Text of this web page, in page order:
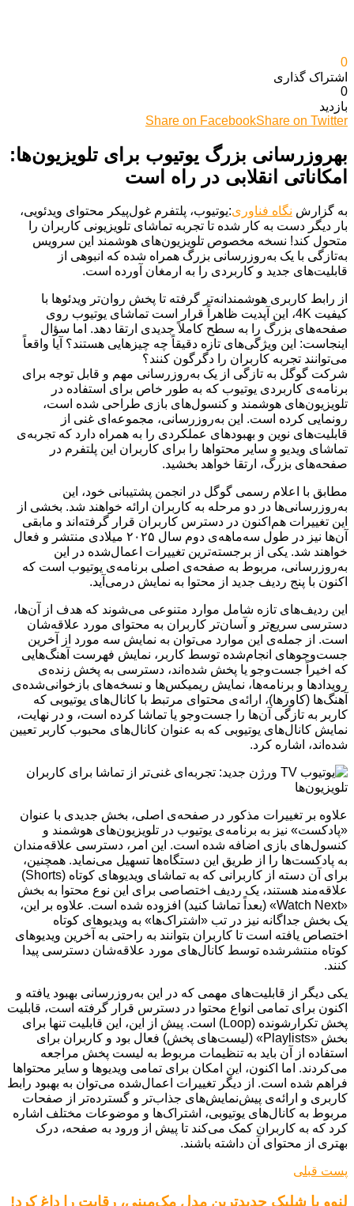
0
اشتراک گذاری‌
0
بازدید
Share on FacebookShare on Twitter
بهروزرسانی بزرگ یوتیوب برای تلویزیون‌ها:
امکاناتی انقلابی در راه است
به گزارش نگاه فناوری:یوتیوب، پلتفرم غول‌پیکر محتوای ویدئویی،
بار دیگر دست به کار شده تا تجربه تماشای تلویزیونی کاربران را
متحول کند! نسخه مخصوص تلویزیون‌های هوشمند این سرویس
به‌تازگی با یک به‌روزرسانی بزرگ همراه شده که انبوهی از
قابلیت‌های جدید و کاربردی را به ارمغان آورده است.
از رابط کاربری هوشمندانه‌تر گرفته تا پخش روان‌تر ویدئوها با
کیفیت 4K، این آپدیت ظاهراً قرار است تماشای یوتیوب روی
صفحه‌های بزرگ را به سطح کاملاً جدیدی ارتقا دهد. اما سؤال
اینجاست: این ویژگی‌های تازه دقیقاً چه چیزهایی هستند؟ آیا واقعاً
می‌توانند تجربه کاربران را دگرگون کنند؟
شرکت گوگل به تازگی از یک به‌روزرسانی مهم و قابل توجه برای
برنامه‌ی کاربردی یوتیوب که به طور خاص برای استفاده در
تلویزیون‌های هوشمند و کنسول‌های بازی طراحی شده است،
رونمایی کرده است. این به‌روزرسانی، مجموعه‌ای غنی از
قابلیت‌های نوین و بهبودهای عملکردی را به همراه دارد که تجربه‌ی
تماشای ویدیو و سایر محتواها را برای کاربران این پلتفرم در
صفحه‌های بزرگ، ارتقا خواهد بخشید.
مطابق با اعلام رسمی گوگل در انجمن پشتیبانی خود، این
به‌روزرسانی‌ها در دو مرحله به کاربران ارائه خواهند شد. بخشی از
این تغییرات هم‌اکنون در دسترس کاربران قرار گرفته‌اند و مابقی
آن‌ها نیز در طول سه‌ماهه‌ی دوم سال ۲۰۲۵ میلادی منتشر و فعال
خواهند شد. یکی از برجسته‌ترین تغییرات اعمال‌شده در این
به‌روزرسانی، مربوط به صفحه‌ی اصلی برنامه‌ی یوتیوب است که
اکنون با پنج ردیف جدید از محتوا به نمایش درمی‌آید.
این ردیف‌های تازه شامل موارد متنوعی می‌شوند که هدف از آن‌ها،
دسترسی سریع‌تر و آسان‌تر کاربران به محتوای مورد علاقه‌شان
است. از جمله‌ی این موارد می‌توان به نمایش سه مورد از آخرین
جست‌وجوهای انجام‌شده توسط کاربر، نمایش فهرست آهنگ‌هایی
که اخیراً جست‌وجو یا پخش شده‌اند، دسترسی به پخش زنده‌ی
رویدادها و برنامه‌ها، نمایش ریمیکس‌ها و نسخه‌های بازخوانی‌شده‌ی
آهنگ‌ها (کاورها)، ارائه‌ی محتوای مرتبط با کانال‌های یوتیوبی که
کاربر به تازگی آن‌ها را جست‌وجو یا تماشا کرده است، و در نهایت،
نمایش کانال‌های یوتیوبی که به عنوان کانال‌های محبوب کاربر تعیین
شده‌اند، اشاره کرد.
علاوه بر تغییرات مذکور در صفحه‌ی اصلی، بخش جدیدی با عنوان
«پادکست» نیز به برنامه‌ی یوتیوب در تلویزیون‌های هوشمند و
کنسول‌های بازی اضافه شده است. این امر، دسترسی علاقه‌مندان
به پادکست‌ها را از طریق این دستگاه‌ها تسهیل می‌نماید. همچنین،
برای آن دسته از کاربرانی که به تماشای ویدیوهای کوتاه (Shorts)
علاقه‌مند هستند، یک ردیف اختصاصی برای این نوع محتوا به بخش
«Watch Next» (بعداً تماشا کنید) افزوده شده است. علاوه بر این،
یک بخش جداگانه نیز در تب «اشتراک‌ها» به ویدیوهای کوتاه
اختصاص یافته است تا کاربران بتوانند به راحتی به آخرین ویدیوهای
کوتاه منتشرشده توسط کانال‌های مورد علاقه‌شان دسترسی پیدا
کنند.
یکی دیگر از قابلیت‌های مهمی که در این به‌روزرسانی بهبود یافته و
اکنون برای تمامی انواع محتوا در دسترس قرار گرفته است، قابلیت
پخش تکرارشونده (Loop) است. پیش از این، این قابلیت تنها برای
بخش «Playlists» (لیست‌های پخش) فعال بود و کاربران برای
استفاده از آن باید به تنظیمات مربوط به لیست پخش مراجعه
می‌کردند. اما اکنون، این امکان برای تمامی ویدیوها و سایر محتواها
فراهم شده است. از دیگر تغییرات اعمال‌شده می‌توان به بهبود رابط
کاربری و ارائه‌ی پیش‌نمایش‌های جذاب‌تر و گسترده‌تر از صفحات
مربوط به کانال‌های یوتیوبی، اشتراک‌ها و موضوعات مختلف اشاره
کرد که به کاربران کمک می‌کند تا پیش از ورود به صفحه، درک
بهتری از محتوای آن داشته باشند.
پست قبلی
لنوو با شلیک جدیدترین مدل مک‌مینی، رقابت را داغ کرد!